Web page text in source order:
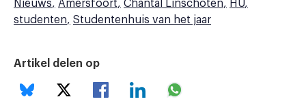
Nieuws
Amersfoort Chantal Linschoten
HU
studenten
Studentenhuis van het jaar
Artikel delen op